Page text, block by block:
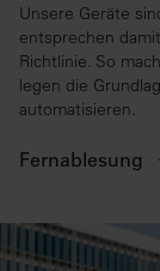
Unsere Geräte
entsprechen
Richtlinie. So
legen die
automatisieren.
Fernablesung